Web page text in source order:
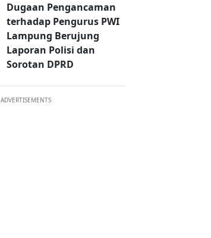
Dugaan Pengancaman
terhadap Pengurus PWI
Lampung Berujung
Laporan Polisi dan
Sorotan DPRD
ADVERTISEMENTS